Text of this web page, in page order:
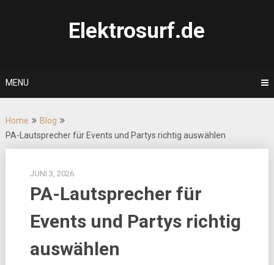
Elektrosurf.de
MENU
Home
Blog
PA-Lautsprecher für Events und Partys richtig auswählen
JUNI 3, 2026
PA-Lautsprecher für
Events und Partys richtig
auswählen